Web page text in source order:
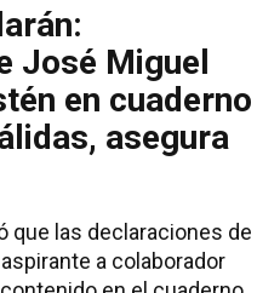
José Miguel
en cuaderno
asegura
que las declaraciones de
a colaborador